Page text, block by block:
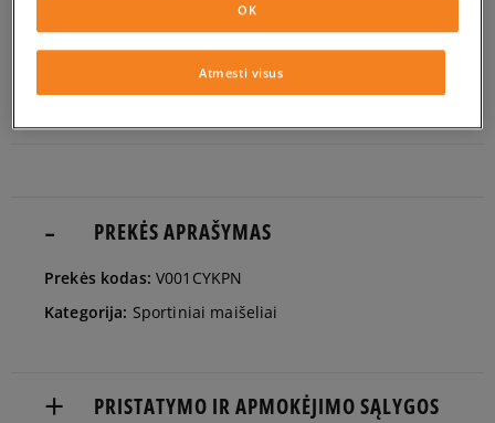
PREKĖS APRAŠYMAS
Prekės kodas: V001CYKPN
Kategorija: Sportiniai maišeliai
PRISTATYMO IR APMOKĖJIMO SĄLYGOS
Atmesti visus
OK